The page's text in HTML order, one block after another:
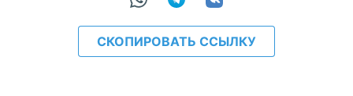
СКОПИРОВАТЬ ССЫЛКУ